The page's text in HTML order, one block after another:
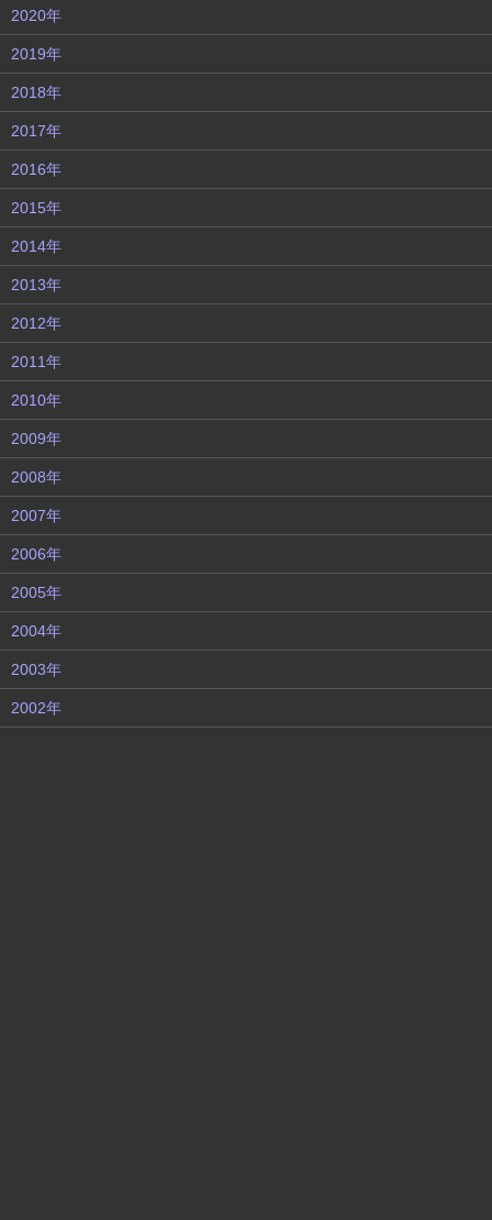
2020年
2019年
2018年
2017年
2016年
2015年
2014年
2013年
2012年
2011年
2010年
2009年
2008年
2007年
2006年
2005年
2004年
2003年
2002年